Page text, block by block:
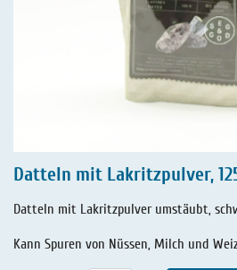
Datteln mit Lakritzpulver,
Datteln mit Lakritzpulver umstäubt,
Kann Spuren von Nüssen, Milch und